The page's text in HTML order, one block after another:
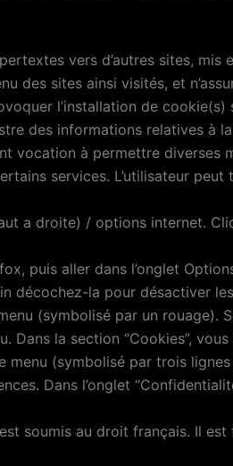
vers d’autres sites, mis
des sites ainsi visités, et
l’installation de cookie(s)
des informations relatives à
vocation à permettre diverses
services. L’utilisateur
a droite) / options internet.
puis aller dans l’onglet
décochez-la pour désactiver
(symbolisé par un rouage).
Dans la section “Cookies”,
(symbolisé par trois
Dans l’onglet
soumis au droit français. Il